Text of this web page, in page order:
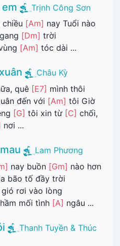
Trịnh Công Sơn
[Am] nay Tuổi nào
[Dm] trời
[Am] tóc dài ...
Châu Kỳ
quê [E7] mình thôi
đến với [Am] tôi Giờ
[G] tôi xin từ [C] chối,
nơi ...
Lam Phương
nay buồn [Gm] nào hơn
bão tố đầy trời
rơi vào lòng
mối tình [A] ngâu ...
Thanh Tuyền & Thúc